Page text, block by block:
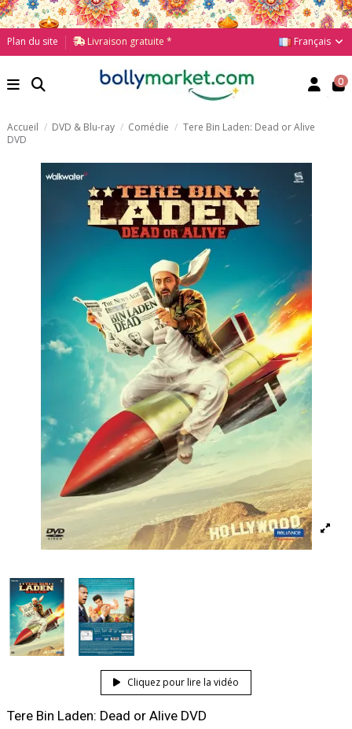
Plan du site Livraison gratuite * Français
0
Accueil DVD & Blu-ray Comédie
Tere Bin Laden: Dead or Alive
DVD
Cliquez pour lire la vidéo
Tere Bin Laden: Dead or Alive DVD